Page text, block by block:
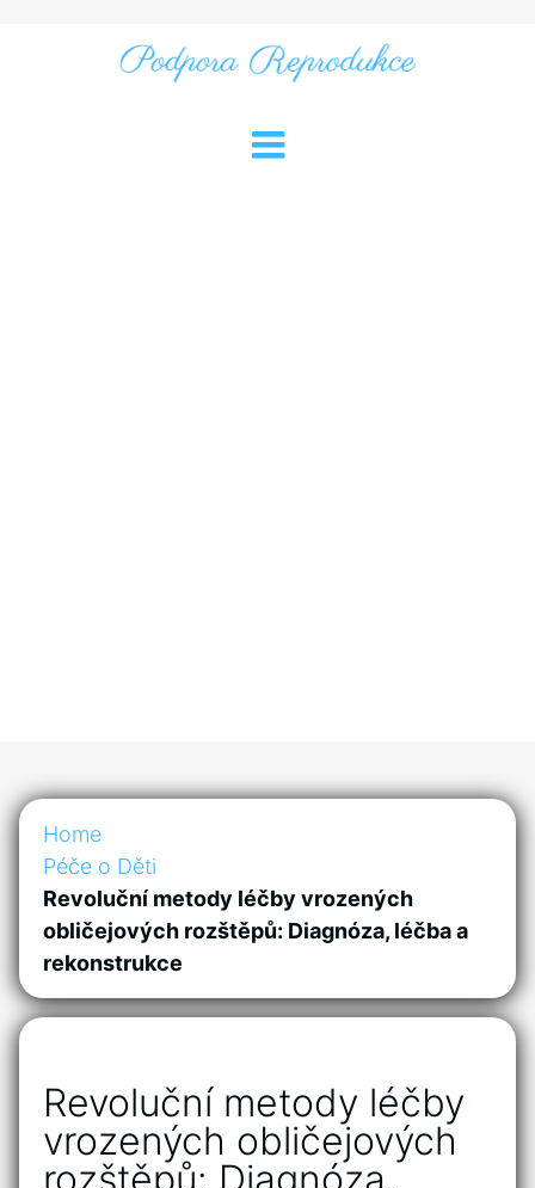
Home
Péče o Děti
Revoluční metody léčby vrozených
obličejových rozštěpů: Diagnóza, léčba a
rekonstrukce
Revoluční metody léčby
vrozených obličejových